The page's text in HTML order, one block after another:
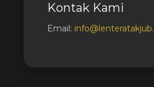
Kontak Kami
Email: